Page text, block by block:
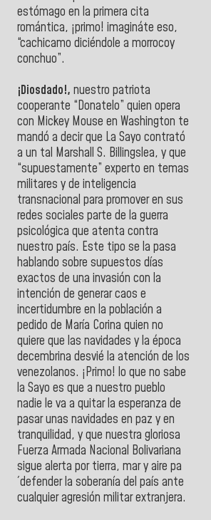
estómago en la primera cita
romántica, ¡primo! imagináte eso,
“cachicamo diciéndole a morrocoy
conchuo”.
¡Diosdado!, nuestro patriota
cooperante “Donatelo” quien opera
con Mickey Mouse en Washington te
mandó a decir que La Sayo contrató
a un tal Marshall S. Billingslea, y que
“supuestamente” experto en temas
militares y de inteligencia
transnacional para promover en sus
redes sociales parte de la guerra
psicológica que atenta contra
nuestro país. Este tipo se la pasa
hablando sobre supuestos días
exactos de una invasión con la
intención de generar caos e
incertidumbre en la población a
pedido de María Corina quien no
quiere que las navidades y la época
decembrina desvié la atención de los
venezolanos. ¡Primo! lo que no sabe
la Sayo es que a nuestro pueblo
nadie le va a quitar la esperanza de
pasar unas navidades en paz y en
tranquilidad, y que nuestra gloriosa
Fuerza Armada Nacional Bolivariana
sigue alerta por tierra, mar y aire pa
´defender la soberanía del país ante
cualquier agresión militar extranjera.